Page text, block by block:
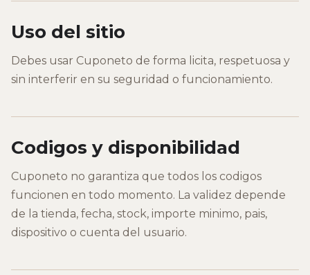
Uso del sitio
Debes usar Cuponeto de forma licita, respetuosa y
sin interferir en su seguridad o funcionamiento.
Codigos y disponibilidad
Cuponeto no garantiza que todos los codigos
funcionen en todo momento. La validez depende
de la tienda, fecha, stock, importe minimo, pais,
dispositivo o cuenta del usuario.